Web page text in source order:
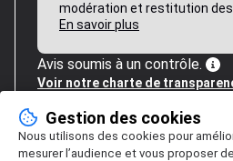
modération et restitution des
En savoir plus
Avis soumis à un contrôle.
Voir notre charte de
Gestion des cookies
Nous utilisons des cookies pour
mesurer l’audience et vous proposer